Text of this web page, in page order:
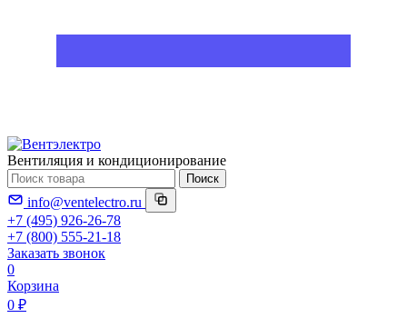
Вентиляция и кондиционирование
Поиск
info@ventelectro.ru
+7 (495) 926-26-78
+7 (800) 555-21-18
Заказать звонок
0
Корзина
0 ₽